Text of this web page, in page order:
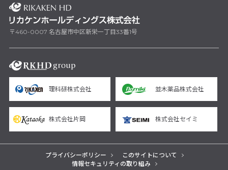
〒460-0007 名古屋市中区新栄一丁目33番1号
理科研株式会社 並木薬品株式会社
株式会社片岡 株式会社セイミ
プライバシーポリシー
このサイトについて
情報セキュリティの取り組み